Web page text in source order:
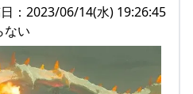
：2023/06/14(水) 19:26:45
ない